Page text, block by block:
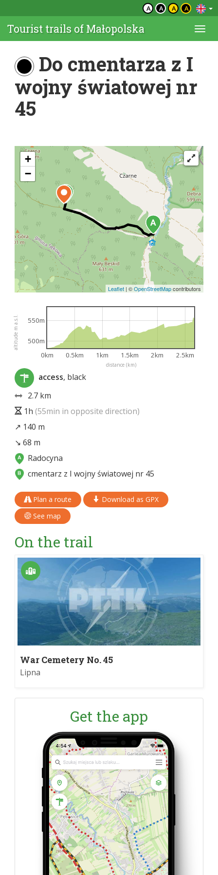
A A A A
Tourist trails of Małopolska
Do cmentarza z I
wojny światowej nr
45
+
−
Leaflet | ©OpenStreetMapcontributors
distance (km)
altitude m a.s.l.
0km 0.5km 1km 1.5km 2km 2.5km
500m
550m
access, black
2.7 km
1h (55min in opposite direction)
↗ 140 m
↘ 68 m
Radocyna
cmentarz z I wojny światowej nr 45
Plan a route
Download as GPX
See map
On the trail
War Cemetery No. 45
Lipna
Get the app